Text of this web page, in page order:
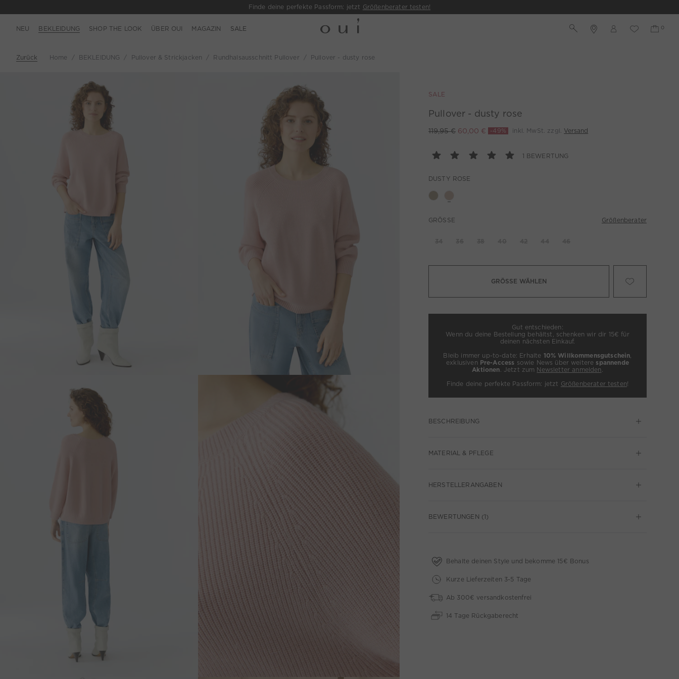
Finde deine perfekte Passform: jetzt Größenberater testen!
NEU BEKLEIDUNG SHOP THE LOOK ÜBER OUI MAGAZIN SALE
Zurück Home BEKLEIDUNG Pullover & Strickjacken Rundhalsausschnitt Pullover Pullover - dusty rose
SALE
Pullover - dusty rose
119,95 € 60,00 € -49% inkl. MwSt. zzgl. Versand
1 BEWERTUNG
DUSTY ROSE
GRÖSSE Größenberater
GRÖSSE WÄHLEN
Gut entschieden:
Wenn du deine Bestellung behältst, schenken wir dir 15€ für
deinen nächsten Einkauf.
Bleib immer up-to-date: Erhalte 10% Willkommensgutschein,
exklusiven Pre-Access sowie News über weitere spannende
Aktionen. Jetzt zum Newsletter anmelden .
Finde deine perfekte Passform: jetzt Größenberater testen!
BESCHREIBUNG
MATERIAL & PFLEGE
HERSTELLERANGABEN
BEWERTUNGEN (1)
Behalte deinen Style und bekomme 15€ Bonus
Kurze Lieferzeiten 3-5 Tage
Ab 300€ versandkostenfrei
14 Tage Rückgaberecht